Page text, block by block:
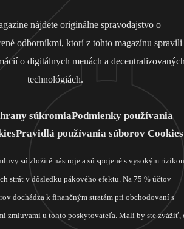
nájdete originálne spravodajstvo o
odborníkmi, ktorí z tohto magazínu spravili
o digitálnych menách a
technológiách.
súkromiaPodmienky používania
Pravidlá používania súborov Cookies
sú zložité nástroje a sú spojené s vysokým
strát v dôsledku pákového efektu. Na 75 % účtov
dochádza k finančným stratám pri obchodovaní s
zmluvami u tohto poskytovateľa. Mali by ste zvážiť,